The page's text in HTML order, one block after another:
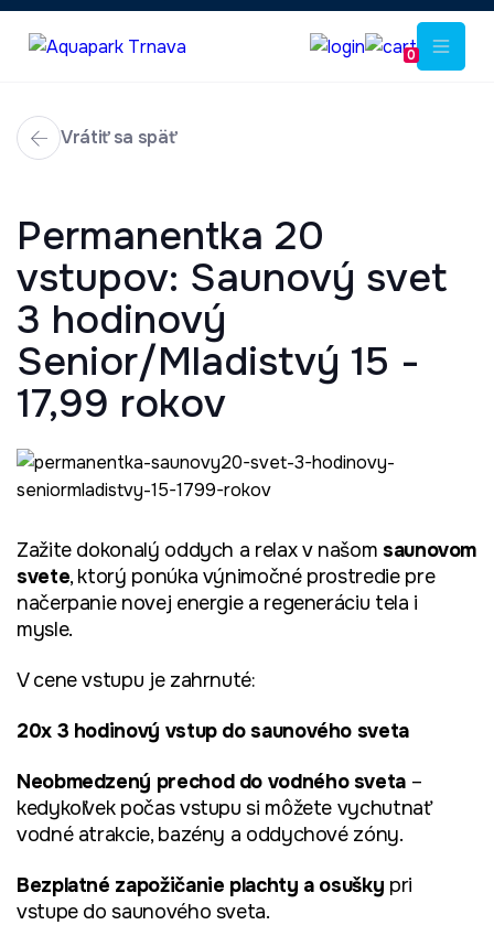
0
Vrátiť sa späť
Zažite dokonalý oddych a relax v našom saunovom
svete, ktorý ponúka výnimočné prostredie pre
načerpanie novej energie a regeneráciu tela i
mysle.
V cene vstupu je zahrnuté:
20x 3 hodinový vstup do saunového sveta
Neobmedzený prechod do vodného sveta –
kedykoľvek počas vstupu si môžete vychutnať
vodné atrakcie, bazény a oddychové zóny.
Bezplatné zapožičanie plachty a osušky pri
vstupe do saunového sveta.
Permanentka 20
vstupov: Saunový svet
3 hodinový
Senior/Mladistvý 15 -
17,99 rokov